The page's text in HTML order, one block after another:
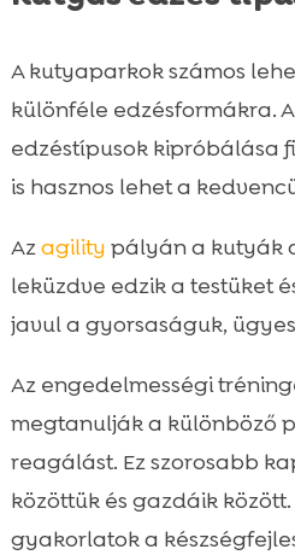
A kutyaparkok számos
különféle edzésformákra.
edzéstípusok kipróbálása
is hasznos lehet a
Azagility pályán a kutyák
leküzdve edzik a testüket
javul a gyorsaságuk,
Az engedelmességi
megtanulják a különböző
reagálást. Ez szorosabb
közöttük és gazdáik
gyakorlatok a